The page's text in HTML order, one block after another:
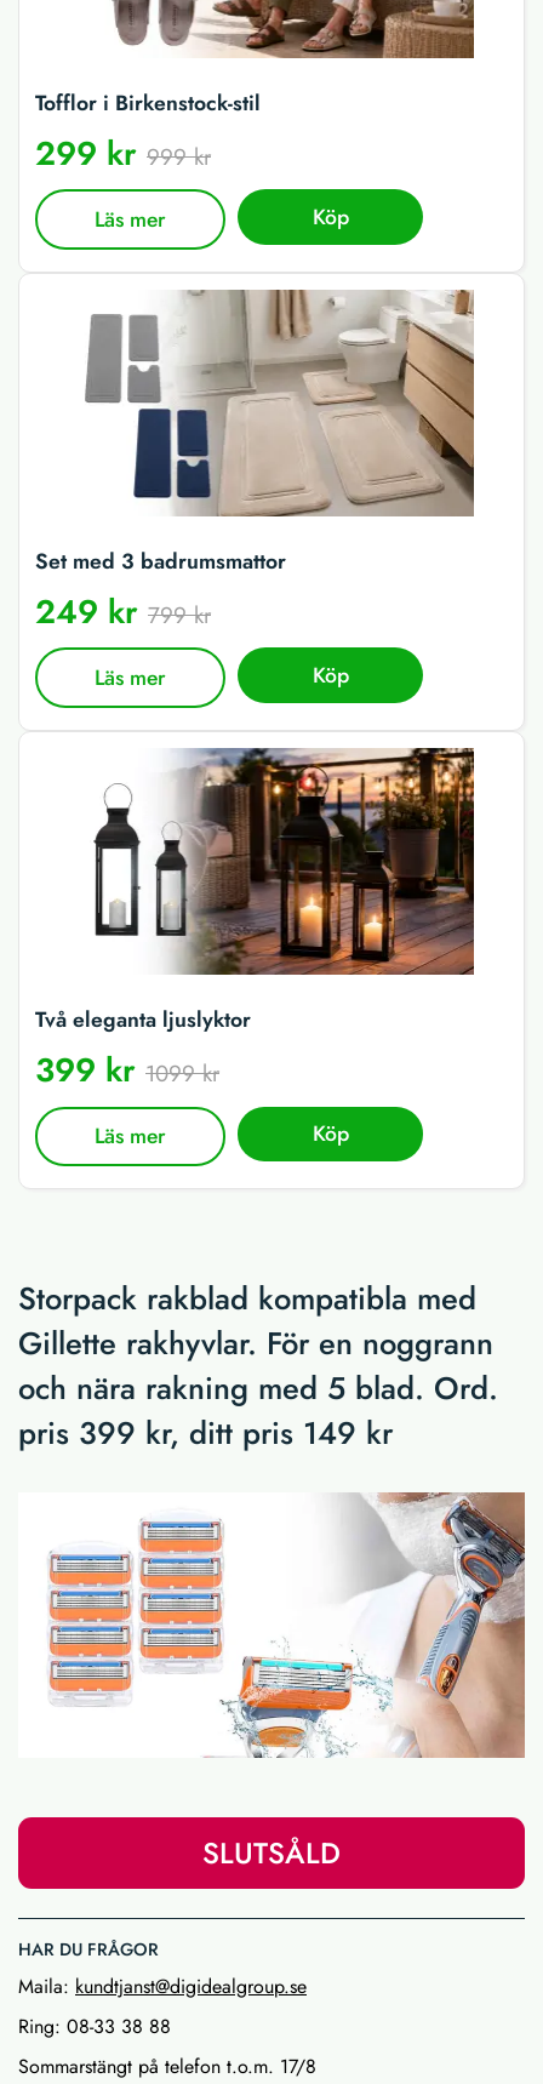
Tofflor i Birkenstock-stil
299 kr 999 kr
Läs mer Köp
Set med 3 badrumsmattor
249 kr 799 kr
Läs mer Köp
Två eleganta ljuslyktor
399 kr 1099 kr
Läs mer Köp
Storpack rakblad kompatibla med
Gillette rakhyvlar. För en noggrann
och nära rakning med 5 blad. Ord.
pris 399 kr, ditt pris 149 kr
SLUTSÅLD
HAR DU FRÅGOR
Maila: kundtjanst@digidealgroup.se
Ring: 08-33 38 88
Sommarstängt på telefon t.o.m. 17/8